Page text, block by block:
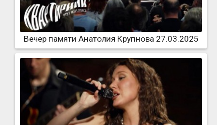
Вечер памяти Анатолия Крупнова 27.03.2025